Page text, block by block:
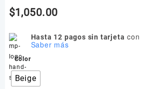
$1,050.00
Hasta 12 pagos sin tarjeta con
Saber más
Color
Beige